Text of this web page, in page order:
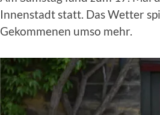
Innenstadt statt. Das Wetter
Gekommenen umso mehr.